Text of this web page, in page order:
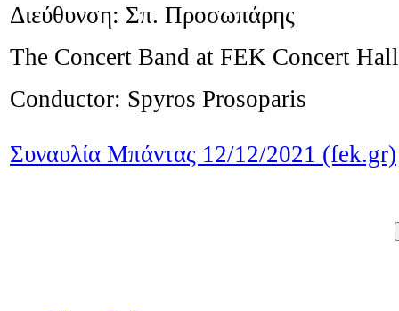
Διεύθυνση: Σπ. Προσωπάρης
The Concert Band at FEK Concert Hall
Conductor: Spyros Prosoparis
Συναυλία Μπάντας 12/12/2021 (fek.gr)